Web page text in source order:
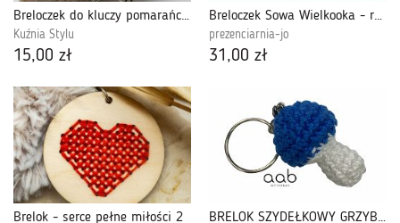
Breloczek do kluczy pomarańczowy smok
Kuźnia Stylu
15,00 zł
Breloczek Sowa Wielkooka - różowa
prezenciarnia-jo
31,00 zł
Brelok - serce pełne miłości 2 BRELOK SZYDEŁKOWY GRZYBEK chabrowy (421659)